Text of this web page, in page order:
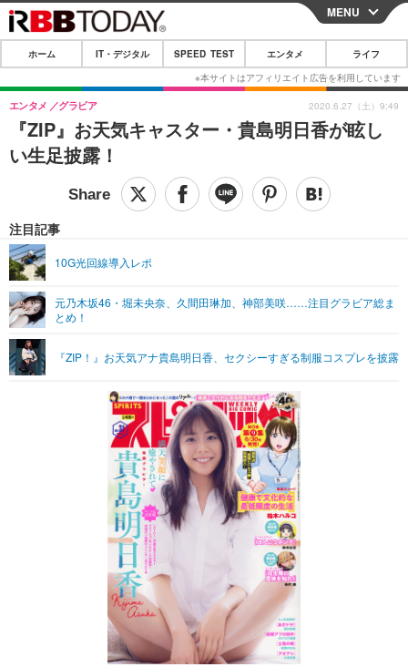
CLOSE
ホーム
IT・デジタル
IT・デジタルTOP スマートフォン
ショッピング その他
SPEED TEST
エンタメTOP 映画・ドラマ
グラビア
ショッピング その他
ライフTOP
リリース一覧
プッシュ通知の停止方法
MENU
ホーム IT・デジタル SPEED TEST エンタメ ライフ
『ZIP』お天気キャスター・貴島明日香が眩し
い生足披露！
エンタメ グラビア
注目記事
10G光回線導入レポ
元乃木坂46・堀未央奈、久間田琳加、神部美咲……注目グラビア総ま
とめ！
『ZIP！』お天気アナ貴島明日香、セクシーすぎる制服コスプレを披露
2020.6.27（土）9:49